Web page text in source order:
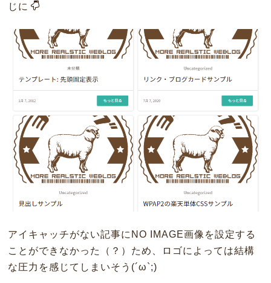
じに
アイキャッチがない記事にNO IMAGE画像を設定する
ことができなかった（？）ため、ロゴによっては結構
な圧力を感じてしまいそう(´ω`;)